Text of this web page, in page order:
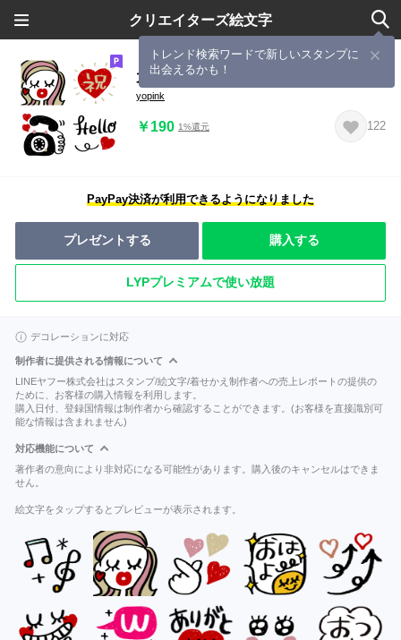
クリエイターズ絵文字
トレンド検索ワードで新しいスタンプに
出会えるかも！
大人ガール♡ごちゃ混ぜmix②
yopink
￥190 1%還元 122
PayPay決済が利用できるようになりました
プレゼントする 購入する
LYPプレミアムで使い放題
デコレーションに対応
制作者に提供される情報について
LINEヤフー株式会社はスタンプ/絵文字/着せかえ制作者への売上レポートの提供の
ために、お客様の購入情報を利用します。
購入日付、登録国情報は制作者から確認することができます。(お客様を直接識別可
能な情報は含まれません)
対応機能について
著作者の意向により非対応になる可能性があります。購入後のキャンセルはできま
せん。
絵文字をタップするとプレビューが表示されます。